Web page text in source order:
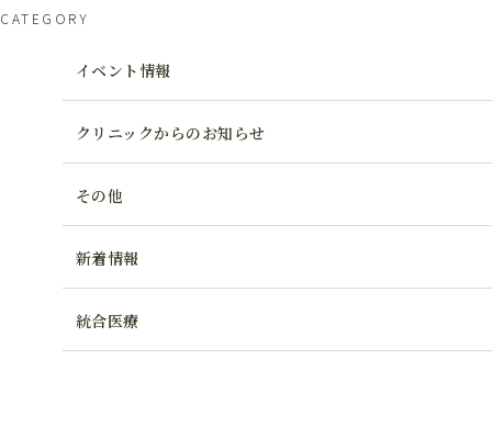
CATEGORY
イベント情報
クリニックからのお知らせ
その他
新着情報
統合医療